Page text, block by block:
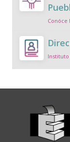
Conóce
Instituto